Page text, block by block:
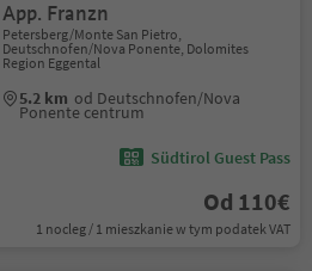
App. Franzn
Petersberg/Monte San Pietro,
Deutschnofen/Nova Ponente, Dolomites
Region Eggental
5.2 km od Deutschnofen/Nova
Ponente centrum
Südtirol Guest Pass
Od 110€
1 nocleg / 1 mieszkanie w tym podatek VAT